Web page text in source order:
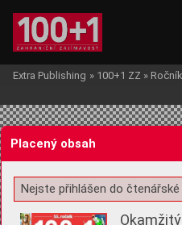
Žádost o souhlas s
Extra Publishing » 100+1 ZZ »
Placený obsah
Nejste přihlášen do